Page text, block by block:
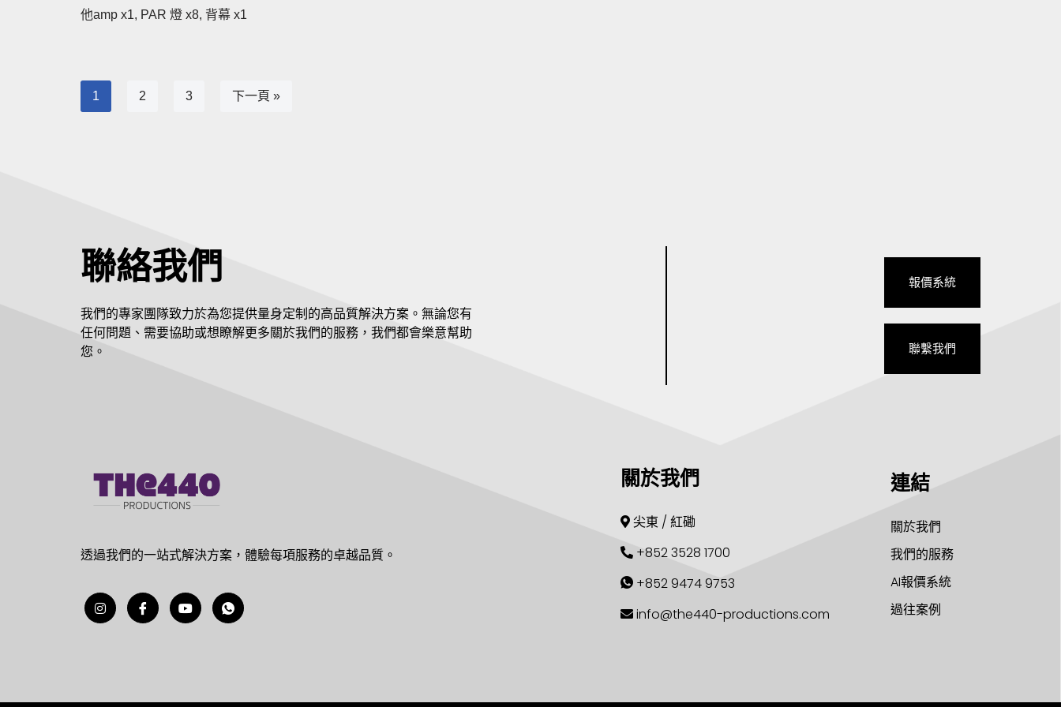
他amp x1, PAR 燈 x8, 背幕 x1
1 2 3 下一頁 »
聯絡我們
我們的專家團隊致力於為您提供量身定制的高品質解決方案。無論您有
任何問題、需要協助或想瞭解更多關於我們的服務，我們都會樂意幫助
您。
報價系統
聯繫我們
透過我們的一站式解決方案，體驗每項服務的卓越品質。
關於我們
尖東 / 紅磡
+852 3528 1700
+852 9474 9753
info@the440-productions.com
連結
關於我們
我們的服務
AI報價系統
過往案例